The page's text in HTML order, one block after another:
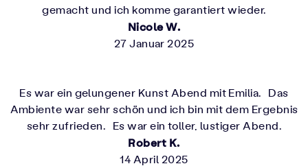
gemacht und ich komme garantiert wieder.
Nicole W.
27 Januar 2025
Es war ein gelungener Kunst Abend mit Emilia. Das
Ambiente war sehr schön und ich bin mit dem Ergebnis
sehr zufrieden. Es war ein toller, lustiger Abend.
Robert K.
14 April 2025